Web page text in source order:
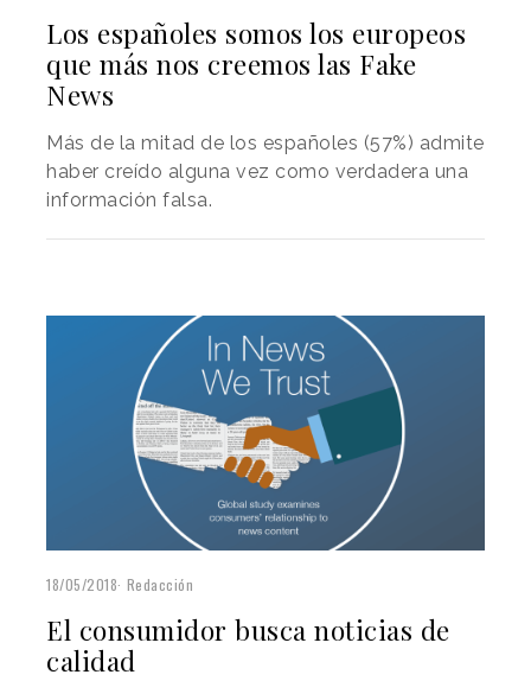
Los españoles somos los europeos
que más nos creemos las Fake
News
Más de la mitad de los españoles (57%) admite
haber creído alguna vez como verdadera una
información falsa.
18/05/2018 Redacción
El consumidor busca noticias de
calidad